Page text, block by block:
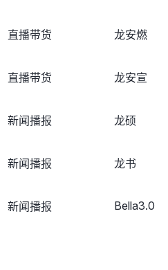
直播带货 龙安燃
直播带货 龙安宣
新闻播报 龙硕
新闻播报 龙书
新闻播报 Bella3.0